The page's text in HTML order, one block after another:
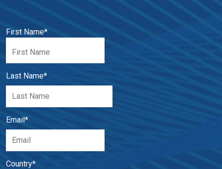
First Name*
Last Name*
Email*
Country*